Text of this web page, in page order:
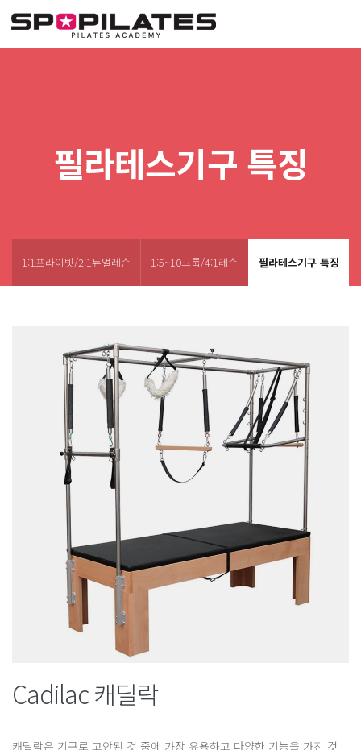
필라테스기구 특징
1:1프라이빗/2:1듀얼레슨 1:5~10그룹/4:1레슨 필라테스기구 특징
Cadilac 캐딜락
캐딜락은 기구로 고안된 것 중에 가장 유용하고 다양한 기능을 가진 것